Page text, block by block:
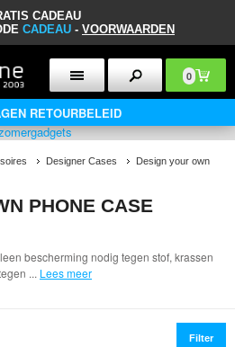
CADEAU
CADEAU - VOORWAARDEN
0
RETOURBELEID
Designer Cases
Design your own
PHONE CASE
bescherming nodig tegen stof, krassen
... Lees meer
Filter